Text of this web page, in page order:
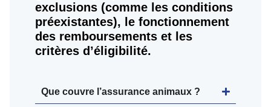
exclusions (comme les conditions
préexistantes), le fonctionnement
des remboursements et les
critères d’éligibilité.
Que couvre l’assurance animaux ?